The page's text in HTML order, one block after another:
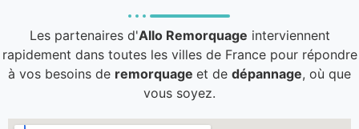
Les partenaires d'Allo Remorquage interviennent
rapidement dans toutes les villes de France pour répondre
à vos besoins de remorquage et de dépannage, où que
vous soyez.